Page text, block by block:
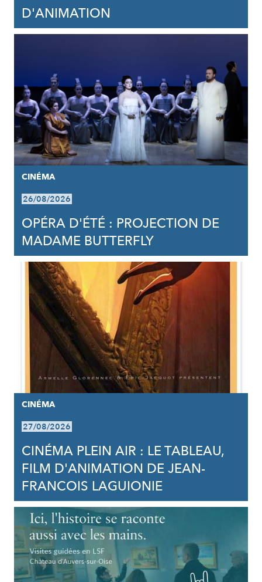
D'ANIMATION
CINÉMA
26/08/2026
OPÉRA D'ÉTÉ : PROJECTION DE
MADAME BUTTERFLY
CINÉMA
27/08/2026
CINÉMA PLEIN AIR : LE TABLEAU,
FILM D'ANIMATION DE JEAN-
FRANCOIS LAGUIONIE